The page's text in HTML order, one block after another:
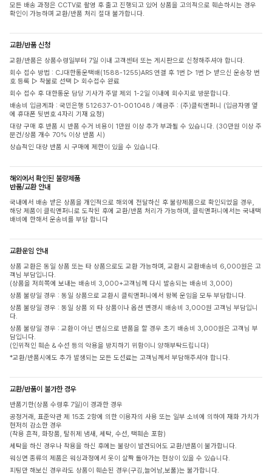
모든 배송 과정은 CCTV로 촬영 후 출고 진행되고 있어 상품을 고의적으로 훼손하시는 경우
확인이 가능하며 교환/반품 처리 절대 불가합니다.
교환/반품 신청
교환/반품은 상품수령일부터 7일 이내 고객센터 또는 게시판으로 신청해주셔야 합니다.
회수 접수 방법 : CJ대한통운택배(1588-1255)ARS 연결 후 1번 ▷ 1번 ▷ 받으신 운송장 번
호 등록 ▷ 착불로 선택 ▷ 회수접수 완료
회수 접수 후 대한통운 담당 기사가 주말 제외 1-2일 이내에 회수지로 방문합니다.
배송비 입금계좌 : 국민은행 512637-01-001048 / 예금주 : (주)클릭앤퍼니 (입금자명 옆
에 휴대폰 뒷번호 4자리 기재 요청)
대량 구매 후 반품 시 반품 수거 비용이 1만원 이상 추가 부과될 수 있습니다. (30만원 이상 주
문건/상품 개수 70% 이상 반품 시)
상습적인 대량 반품 시 구매에 제한이 있을 수 있습니다.
해외에서 확인된 불량제품
반품/교환 안내
국내에서 배송 받은 상품을 개인적으로 해외에 전달하신 후 불량제품으로 확인되었을 경우,
해당 제품이 클릭앤퍼니로 도착된 후에 교환/반품 처리가 가능하며, 클릭앤퍼니에서는 국내택
배비에 한해서 운송비를 부담 합니다
교환운임 안내
상품 교환은 동일 상품 또는 타 상품으로도 교환 가능하며, 교환시 교환배송비 6,000원은 고
객님 부담입니다.
(상품을 저희쪽에 보내는 배송비 3,000+고객님께 다시 발송되는 배송비 3,000)
상품 불량일 경우 : 동일 상품으로 교환시 클릭앤퍼니에서 왕복 운임을 모두 부담합니다.
상품 불량일 경우 : 동일 상품 외 타 상품이나 옵션 변경시 배송비 3,000원 고객님 부담입니
다.
상품 불량일 경우 : 교환이 아닌 변심으로 반품을 할 경우 초기 배송비 3,000원은 고객님 부
담입니다.
(인위적인 훼손 & 수선 등의 악용을 방지하기 위함이니 양해부탁드립니다)
*교환/반품시에도 추가 발생되는 모든 도선료는 고객님께서 부담해주셔야 합니다.
교환/반품이 불가한 경우
반품기한(상품 수령후 7일)이 경과한 경우
공정거래, 표준약관 제 15조 2항에 의한 이용자의 사용 또는 일부 소비에 의하여 재화 가치가
현저히 감소한 경우
(착용 흔적, 화장품, 탈취제 냄새, 세탁, 수선, 택훼손 포함)
세탁을 하신 경우나 착용을 하신 후에는 불량이 발견되어도 교환/반품이 불가합니다.
워싱면 종류의 제품은 워싱과정에서 옷이 살짝 돌아가는 현상이 있을 수 있습니다.
피팅만 해보신 경우라도 상품이 훼손된 경우(구김,늘어남,보풀)는 불가합니다.